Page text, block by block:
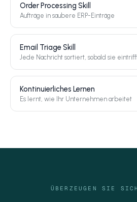
Order Processing Skill
Aufträge in saubere ERP-Einträge
Email Triage Skill
Jede Nachricht sortiert, sobald sie
Kontinuierliches Lernen
Es lernt, wie Ihr Unternehmen arbeitet
ÜBERZEUGEN SIE